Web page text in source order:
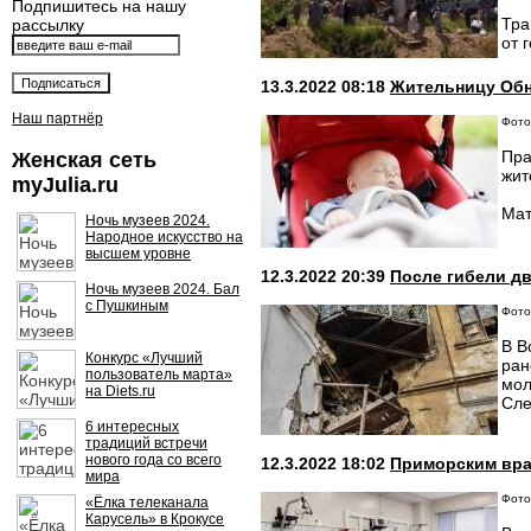
Подпишитесь на нашу
рассылку
Наш партнёр
Женская сеть
myJulia.ru
Ночь музеев 2024.
Народное искусство на
высшем уровне
Ночь музеев 2024. Бал
с Пушкиным
Конкурс «Лучший
пользователь марта»
на Diets.ru
6 интересных
традиций встречи
нового года со всего
мира
«Ёлка телеканала
Карусель» в Крокусе
от
13.3.2022 08:18 Жительницу
12.3.2022 20:39 После гибели
В
12.3.2022 18:02 Приморским